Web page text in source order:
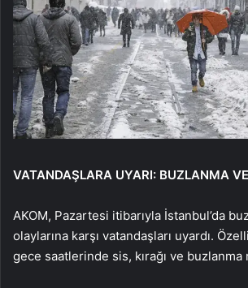
VATANDAŞLARA UYARI: BUZLANMA
AKOM, Pazartesi itibarıyla İstanbul’da
olaylarına karşı vatandaşları uyardı.
gece saatlerinde sis, kırağı ve